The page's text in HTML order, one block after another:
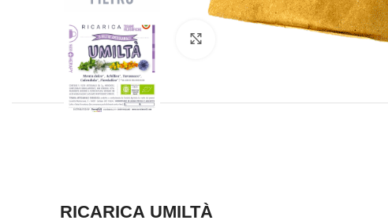
RICARICA UMILTÀ